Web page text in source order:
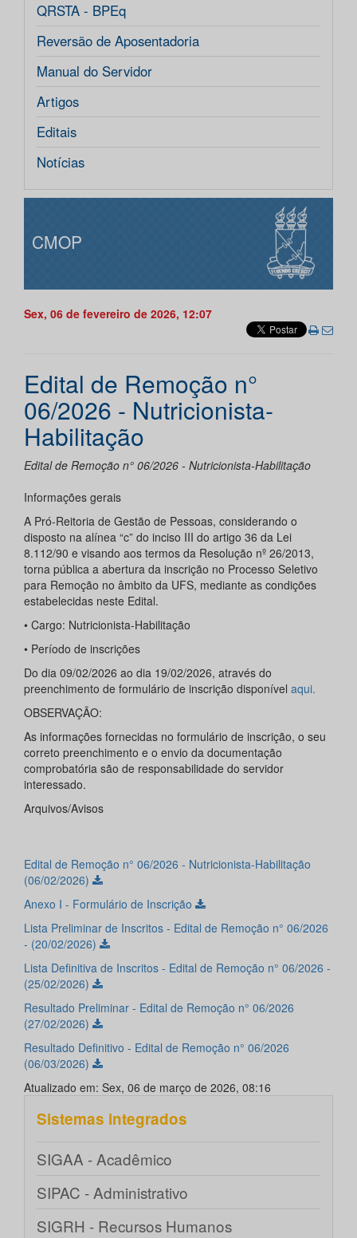
QRSTA - BPEq
Reversão de Aposentadoria
Manual do Servidor
Artigos
Editais
Notícias
CMOP
Sex, 06 de fevereiro de 2026, 12:07
Edital de Remoção n°
06/2026 - Nutricionista-
Habilitação
Edital de Remoção n° 06/2026 - Nutricionista-Habilitação
Informações gerais
A Pró-Reitoria de Gestão de Pessoas, considerando o
disposto na alínea “c” do inciso III do artigo 36 da Lei
8.112/90 e visando aos termos da Resolução nº 26/2013,
torna pública a abertura da inscrição no Processo Seletivo
para Remoção no âmbito da UFS, mediante as condições
estabelecidas neste Edital.
• Cargo: Nutricionista-Habilitação
• Período de inscrições
Do dia 09/02/2026 ao dia 19/02/2026, através do
preenchimento de formulário de inscrição disponível aqui.
OBSERVAÇÃO:
As informações fornecidas no formulário de inscrição, o seu
correto preenchimento e o envio da documentação
comprobatória são de responsabilidade do servidor
interessado.
Arquivos/Avisos
Edital de Remoção n° 06/2026 - Nutricionista-Habilitação
(06/02/2026)
Anexo I - Formulário de Inscrição
Lista Preliminar de Inscritos - Edital de Remoção n° 06/2026
- (20/02/2026)
Lista Definitiva de Inscritos - Edital de Remoção n° 06/2026 -
(25/02/2026)
Resultado Preliminar - Edital de Remoção n° 06/2026
(27/02/2026)
Resultado Definitivo - Edital de Remoção n° 06/2026
(06/03/2026)
Atualizado em: Sex, 06 de março de 2026, 08:16
Sistemas integrados
SIGAA - Acadêmico
SIPAC - Administrativo
SIGRH - Recursos Humanos